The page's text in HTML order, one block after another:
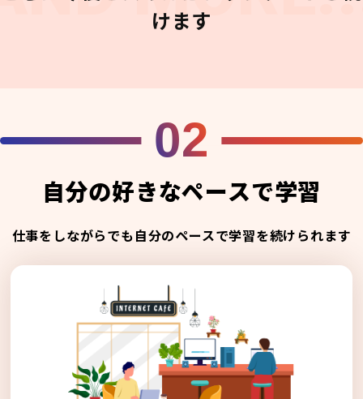
けます
02
自分の好きなペースで学習
仕事をしながらでも自分のペースで学習を続けられます